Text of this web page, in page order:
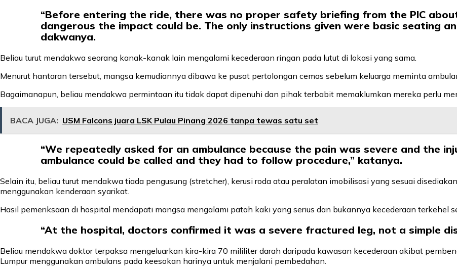
“Before entering the ride, there was no proper safety briefing from the PIC
dangerous the impact could be. The only instructions given were basic seating
dakwanya.
Beliau turut mendakwa seorang kanak-kanak lain mengalami kecederaan ringan pada lutut di lokasi yang sama.
Menurut hantaran tersebut, mangsa kemudiannya dibawa ke pusat pertolongan cemas sebelum keluarga meminta
Bagaimanapun, beliau mendakwa permintaan itu tidak dapat dipenuhi dan pihak terbabit memaklumkan mereka perlu
BACA JUGA: USM Falcons juara LSK Pulau Pinang 2026 tanpa tewas satu set
“We repeatedly asked for an ambulance because the pain was severe and the
ambulance could be called and they had to follow procedure,” katanya.
Selain itu, beliau turut mendakwa tiada pengusung (stretcher), kerusi roda atau peralatan imobilisasi yang sesuai
menggunakan kenderaan syarikat.
Hasil pemeriksaan di hospital mendapati mangsa mengalami patah kaki yang serius dan bukannya kecederaan terkehel
“At the hospital, doctors confirmed it was a severe fractured leg, not a simple
Beliau mendakwa doktor terpaksa mengeluarkan kira-kira 70 mililiter darah daripada kawasan kecederaan akibat
Lumpur menggunakan ambulans pada keesokan harinya untuk menjalani pembedahan.